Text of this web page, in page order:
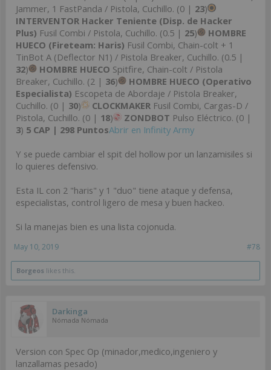
Jammer, 1 FastPanda / Pistola, Cuchillo. (0 | 23)
INTERVENTOR Hacker Teniente (Disp. de Hacker
Plus) Fusil Combi / Pistola, Cuchillo. (0.5 | 25)
HOMBRE
HUECO (Fireteam: Haris) Fusil Combi, Chain-colt + 1
TinBot A (Deflector N1) / Pistola Breaker, Cuchillo. (0.5 |
32) HOMBRE HUECO Spitfire, Chain-colt / Pistola
Breaker, Cuchillo. (2 | 36)
HOMBRE HUECO (Operativo
Especialista) Escopeta de Abordaje / Pistola Breaker,
Cuchillo. (0 | 30) CLOCKMAKER Fusil Combi, Cargas-D /
Pistola, Cuchillo. (0 | 18) ZONDBOT Pulso Eléctrico. (0 |
3) 5 CAP | 298 PuntosAbrir en Infinity Army
Y se puede cambiar el spit del hollow por un lanzamisiles si
lo quieres defensivo.
Esta IL con 2 "haris" y 1 "duo" tiene ataque y defensa,
especialistas, control ligero de mesa y buen hackeo.
Si la manejas bien es una lista cojonuda.
#78
May 10, 2019
Borgeos likes this.
Darkinga
Nómada Nómada
Version con Spec Op (minador,medico,ingeniero y
lanzallamas pesado)